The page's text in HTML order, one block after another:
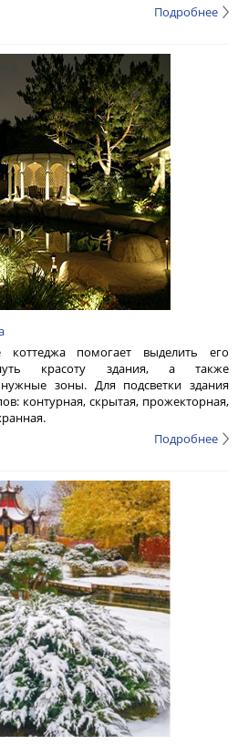
Подробнее
коттеджа помогает выделить его
красоту здания, а также
зоны. Для подсветки здания
контурная, скрытая, прожекторная,
Подробнее